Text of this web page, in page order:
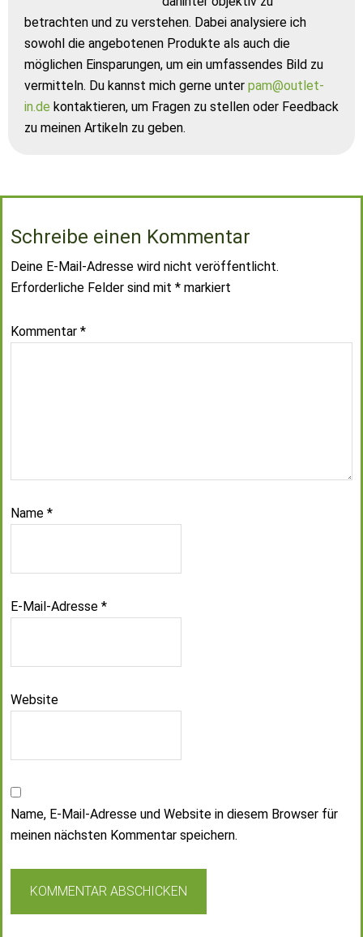
betrachten und zu verstehen. Dabei analysiere ich
sowohl die angebotenen Produkte als auch die
möglichen Einsparungen, um ein umfassendes Bild zu
vermitteln. Du kannst mich gerne unter pam@outlet-
in.de kontaktieren, um Fragen zu stellen oder Feedback
zu meinen Artikeln zu geben.
Schreibe einen Kommentar
Deine E-Mail-Adresse wird nicht veröffentlicht.
Erforderliche Felder sind mit * markiert
Kommentar *
Name *
E-Mail-Adresse *
Website
Name, E-Mail-Adresse und Website in diesem Browser für
meinen nächsten Kommentar speichern.